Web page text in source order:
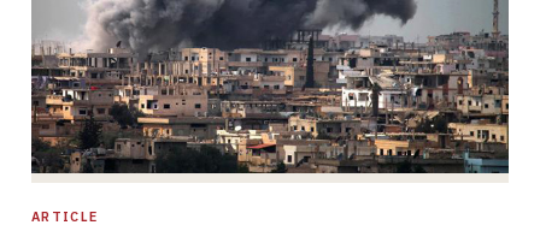
ARTICLE